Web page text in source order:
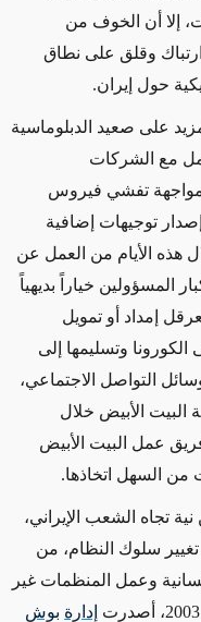
إلا أن الخوف من
ارتباك وقلق على نطاق
حول إيران.
على صعيد الدبلوماسية
مع الشركات
مواجهة تفشي فيروس
توجيهات إضافية
هذه الأيام من العمل عن
المسؤولين خياراً بديهياً
إمداد أو تمويل
وتسليمها إلى
التواصل الاجتماعي،
الأبيض خلال
عمل البيت الأبيض
من السهل اتخاذها.
تجاه الشعب الإيراني،
سلوك النظام، من
وعمل المنظمات غير
إدارة بوش